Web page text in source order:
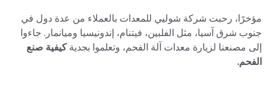
مؤخرًا، رحبت شركة شوليي للمعدات بالعملاء من عدة دول في
جنوب شرق آسيا، مثل الفلبين، فيتنام، إندونيسيا وميانمار. جاءوا
إلى مصنعنا لزيارة معدات آلة الفحم، وتعلموا بجديةكيفية صنع
الفحم.